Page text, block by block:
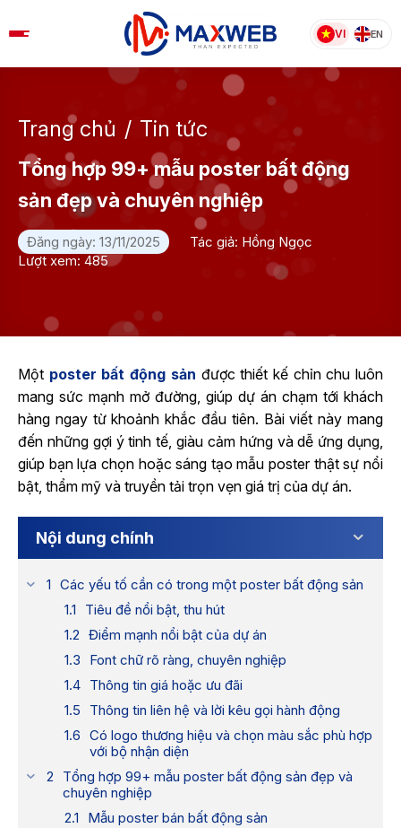
to
VI EN
Trang chủ / Tin tức
Tổng hợp 99+ mẫu poster bất động
sản đẹp và chuyên nghiệp
Đăng ngày: 13/11/2025
Tác giả: Hồng Ngọc
Lượt xem: 485
Một poster bất động sản được thiết kế chỉn chu luôn
mang sức mạnh mở đường, giúp dự án chạm tới khách
hàng ngay từ khoảnh khắc đầu tiên. Bài viết này mang
đến những gợi ý tinh tế, giàu cảm hứng và dễ ứng dụng,
giúp bạn lựa chọn hoặc sáng tạo mẫu poster thật sự nổi
bật, thẩm mỹ và truyền tải trọn vẹn giá trị của dự án.
Nội dung chính
Các yếu tố cần có trong một poster bất động sản
Tiêu đề nổi bật, thu hút
Điểm mạnh nổi bật của dự án
Font chữ rõ ràng, chuyên nghiệp
Thông tin giá hoặc ưu đãi
Thông tin liên hệ và lời kêu gọi hành động
Có logo thương hiệu và chọn màu sắc phù hợp
với bộ nhận diện
Tổng hợp 99+ mẫu poster bất động sản đẹp và
chuyên nghiệp
Mẫu poster bán bất động sản